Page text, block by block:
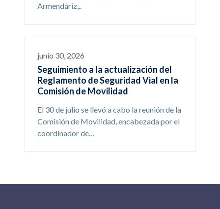
Armendáriz,..
junio 30, 2026
Seguimiento a la actualización del
Reglamento de Seguridad Vial en la
Comisión de Movilidad
El 30 de julio se llevó a cabo la reunión de la
Comisión de Movilidad, encabezada por el
coordinador de…